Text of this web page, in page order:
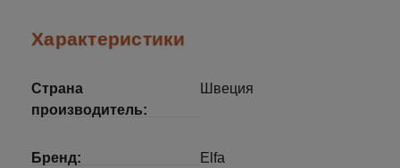
Характеристики
Страна
производитель:
Швеция
Бренд: Elfa